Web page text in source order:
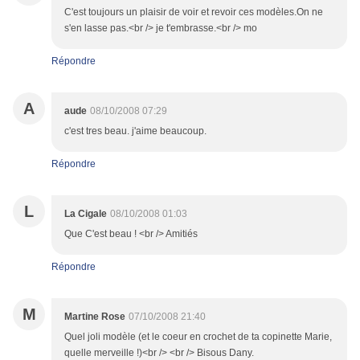
C'est toujours un plaisir de voir et revoir ces modèles.On ne
s'en lasse pas.<br /> je t'embrasse.<br /> mo
Répondre
A aude 08/10/2008 07:29
c'est tres beau. j'aime beaucoup.
Répondre
L La Cigale 08/10/2008 01:03
Que C'est beau ! <br /> Amitiés
Répondre
M Martine Rose 07/10/2008 21:40
Quel joli modèle (et le coeur en crochet de ta copinette Marie,
quelle merveille !)<br /> <br /> Bisous Dany.